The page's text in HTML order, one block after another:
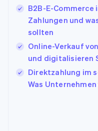
B2B-E-Commerce
Zahlungen und
sollten
Online-Verkauf
und digitalisieren
Direktzahlung im
Was
日本語English
English Français
Kroatien
EnglishItaliano
Lettland
Liechtenstein
DeutschEnglish